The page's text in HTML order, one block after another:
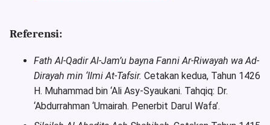
Referensi:
Fath Al-Qadir Al-Jam’u bayna Fanni Ar-Riwayah wa Ad-
Dirayah min ‘Ilmi At-Tafsir. Cetakan kedua, Tahun 1426
H. Muhammad bin ‘Ali Asy-Syaukani. Tahqiq: Dr.
‘Abdurrahman ‘Umairah. Penerbit Darul Wafa’.